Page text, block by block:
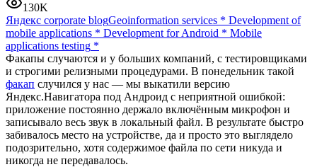
130K
Яндекс corporate blogGeoinformation services * Development of
mobile applications * Development for Android * Mobile
applications testing *
Факапы случаются и у больших компаний, с тестировщиками
и строгими релизными процедурами. В понедельник такой
факап случился у нас — мы выкатили версию
Яндекс.Навигатора под Андроид с неприятной ошибкой:
приложение постоянно держало включённым микрофон и
записывало весь звук в локальный файл. В результате быстро
забивалось место на устройстве, да и просто это выглядело
подозрительно, хотя содержимое файла по сети никуда и
никогда не передавалось.